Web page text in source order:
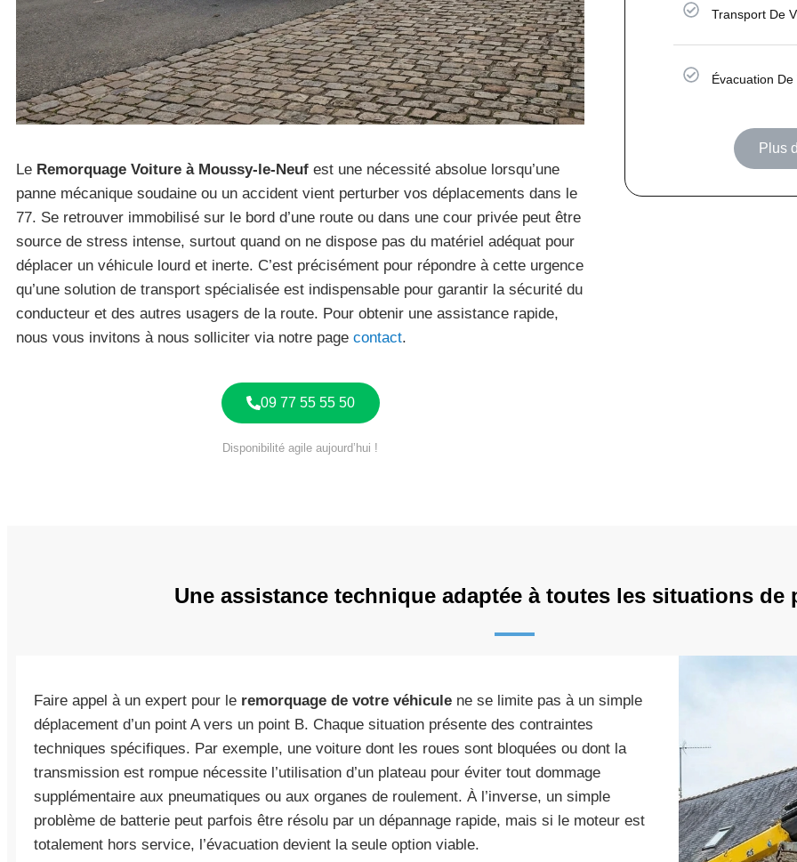
Le Remorquage Voiture à Moussy-le-Neuf est une nécessité absolue lorsqu’une
panne mécanique soudaine ou un accident vient perturber vos déplacements dans le
77. Se retrouver immobilisé sur le bord d’une route ou dans une cour privée peut être
source de stress intense, surtout quand on ne dispose pas du matériel adéquat pour
déplacer un véhicule lourd et inerte. C’est précisément pour répondre à cette urgence
qu’une solution de transport spécialisée est indispensable pour garantir la sécurité du
conducteur et des autres usagers de la route. Pour obtenir une assistance rapide,
nous vous invitons à nous solliciter via notre page contact.
09 77 55 55 50
Disponibilité agile aujourd’hui !
Transport De
Évacuation
Plus
Une assistance technique adaptée à toutes les situations de
Faire appel à un expert pour le remorquage de votre véhicule ne se limite pas à un simple
déplacement d’un point A vers un point B. Chaque situation présente des contraintes
techniques spécifiques. Par exemple, une voiture dont les roues sont bloquées ou dont la
transmission est rompue nécessite l’utilisation d’un plateau pour éviter tout dommage
supplémentaire aux pneumatiques ou aux organes de roulement. À l’inverse, un simple
problème de batterie peut parfois être résolu par un dépannage rapide, mais si le moteur est
totalement hors service, l’évacuation devient la seule option viable.